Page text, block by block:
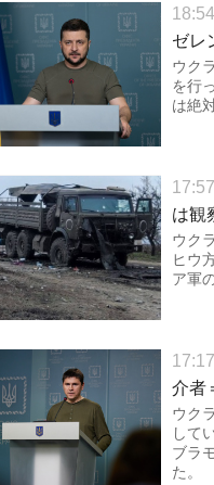
18:54
ゼレ
ウク
を行
は絶
17:57
は観
ウク
ヒウ
ア軍
17:17
介者
ウク
して
ブラ
た。